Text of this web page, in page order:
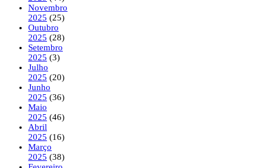
Novembro
2025 (25)
Outubro
2025 (28)
Setembro
2025 (3)
Julho
2025 (20)
Junho
2025 (36)
Maio
2025 (46)
Abril
2025 (16)
Março
2025 (38)